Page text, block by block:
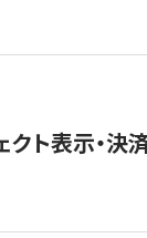
クト表示・